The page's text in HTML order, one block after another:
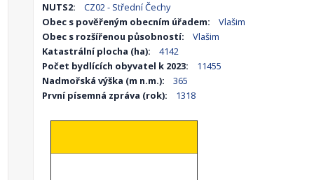
NUTS2:
CZ02 - Střední Čechy
Obec s pověřeným obecním úřadem:
Vlašim
Obec s rozšířenou působností:
Vlašim
Katastrální plocha (ha):
4142
Počet bydlících obyvatel k 2023:
11455
Nadmořská výška (m n.m.):
365
První písemná zpráva (rok):
1318